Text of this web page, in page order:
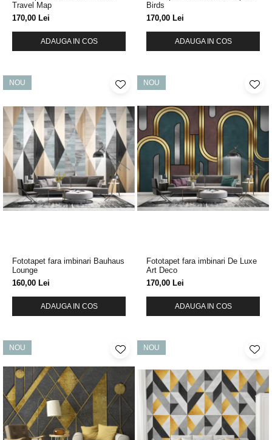
Travel Map
170,00 Lei
ADAUGA IN COS
Birds
170,00 Lei
ADAUGA IN COS
NOU
Fototapet fara imbinari Bauhaus
Lounge
160,00 Lei
ADAUGA IN COS
NOU
Fototapet fara imbinari De Luxe
Art Deco
170,00 Lei
ADAUGA IN COS
NOU NOU